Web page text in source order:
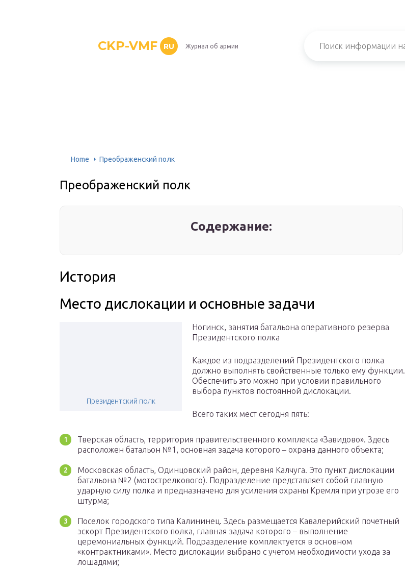
CKP-VMF RU Журнал об армии
Home Преображенский полк
Преображенский полк
Содержание:
История
Место дислокации и основные задачи
Президентский полк
Ногинск, занятия батальона оперативного резерва
Президентского полка
Каждое из подразделений Президентского полка
должно выполнять свойственные только ему функции.
Обеспечить это можно при условии правильного
выбора пунктов постоянной дислокации.
Всего таких мест сегодня пять:
Тверская область, территория правительственного комплекса «Завидово». Здесь
расположен батальон №1, основная задача которого – охрана данного объекта;
Московская область, Одинцовский район, деревня Калчуга. Это пункт дислокации
батальона №2 (мотострелкового). Подразделение представляет собой главную
ударную силу полка и предназначено для усиления охраны Кремля при угрозе его
штурма;
Поселок городского типа Калининец. Здесь размещается Кавалерийский почетный
эскорт Президентского полка, главная задача которого – выполнение
церемониальных функций. Подразделение комплектуется в основном
«контрактниками». Место дислокации выбрано с учетом необходимости ухода за
лошадями;